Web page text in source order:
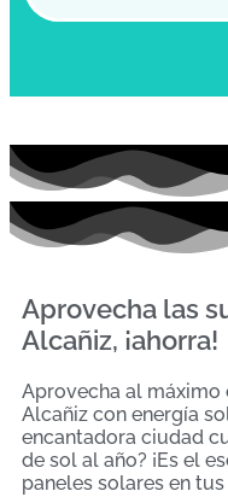
Aprovecha las
Alcañiz, ¡ahorra!
Aprovecha al
Alcañiz con energía
encantadora ciudad
de sol al año? ¡Es el
paneles solares en